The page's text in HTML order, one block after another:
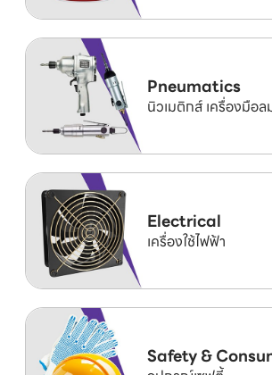
Pneumatics
นิวเมติกส์ เครื่องมือล
Electrical
เครื่องใช้ไฟฟ้า
Safety &